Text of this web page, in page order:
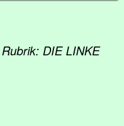
DIE LINKE